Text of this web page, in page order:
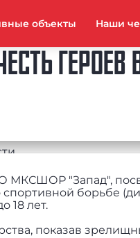
объекты Наши
МКСШОР "Запад",
борьбе
18 лет.
показав